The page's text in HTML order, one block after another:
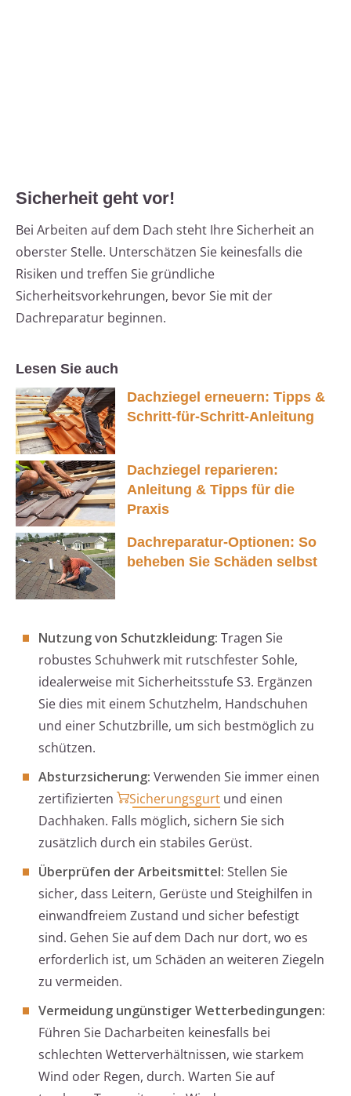
Sicherheit geht vor!
Bei Arbeiten auf dem Dach steht Ihre Sicherheit an
oberster Stelle. Unterschätzen Sie keinesfalls die
Risiken und treffen Sie gründliche
Sicherheitsvorkehrungen, bevor Sie mit der
Dachreparatur beginnen.
Lesen Sie auch
Dachziegel erneuern: Tipps &
Schritt-für-Schritt-Anleitung
Dachziegel reparieren:
Anleitung & Tipps für die
Praxis
Dachreparatur-Optionen: So
beheben Sie Schäden selbst
Nutzung von Schutzkleidung: Tragen Sie
robustes Schuhwerk mit rutschfester Sohle,
idealerweise mit Sicherheitsstufe S3. Ergänzen
Sie dies mit einem Schutzhelm, Handschuhen
und einer Schutzbrille, um sich bestmöglich zu
schützen.
Absturzsicherung: Verwenden Sie immer einen
zertifizierten
Sicherungsgurt und einen
Dachhaken. Falls möglich, sichern Sie sich
zusätzlich durch ein stabiles Gerüst.
Überprüfen der Arbeitsmittel: Stellen Sie
sicher, dass Leitern, Gerüste und Steighilfen in
einwandfreiem Zustand und sicher befestigt
sind. Gehen Sie auf dem Dach nur dort, wo es
erforderlich ist, um Schäden an weiteren Ziegeln
zu vermeiden.
Vermeidung ungünstiger Wetterbedingungen:
Führen Sie Dacharbeiten keinesfalls bei
schlechten Wetterverhältnissen, wie starkem
Wind oder Regen, durch. Warten Sie auf